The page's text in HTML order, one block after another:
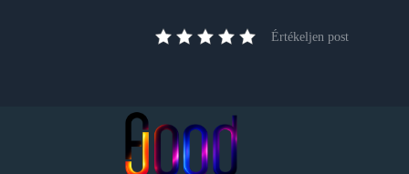
Értékeljen post